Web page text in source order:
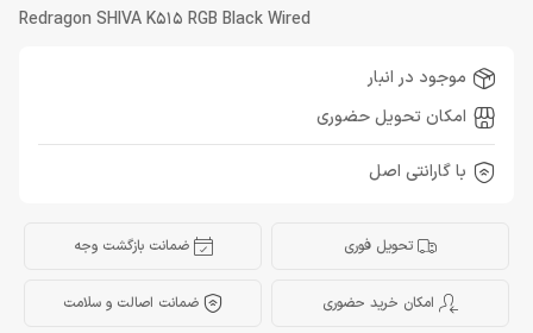
Redragon SHIVA K515 RGB Black Wired
موجود در انبار
امکان تحویل حضوری
با گارانتی اصل
تحویل فوری ضمانت بازگشت وجه
امکان خرید حضوری ضمانت اصالت و سلامت